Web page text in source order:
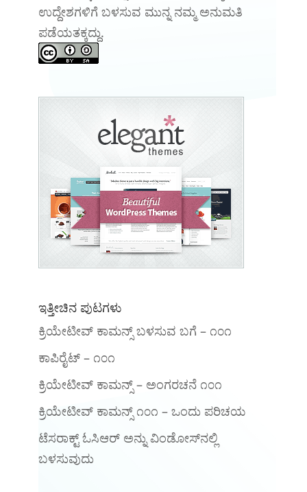
ಉದ್ದೇಶಗಳಿಗೆ ಬಳಸುವ ಮುನ್ನ ನಮ್ಮ ಅನುಮತಿ
ಪಡೆಯತಕ್ಕದ್ದು.
ಇತ್ತೀಚಿನ ಪುಟಗಳು
ಕ್ರಿಯೇಟೀವ್ ಕಾಮನ್ಸ್ ಬಳಸುವ ಬಗೆ – ೧೦೧
ಕಾಪಿರೈಟ್ – ೧೦೧
ಕ್ರಿಯೇಟೀವ್ ಕಾಮನ್ಸ್ – ಅಂಗರಚನೆ ೧೦೧
‍ಕ್ರಿಯೇಟೀವ್ ಕಾಮನ್ಸ್ ೧೦೧‌ – ಒಂದು ಪರಿಚಯ
ಟೆಸರಾಕ್ಟ್ ಓಸಿಆರ್ ಅನ್ನು ವಿಂಡೋಸ್‌ನಲ್ಲಿ
ಬಳಸುವುದು